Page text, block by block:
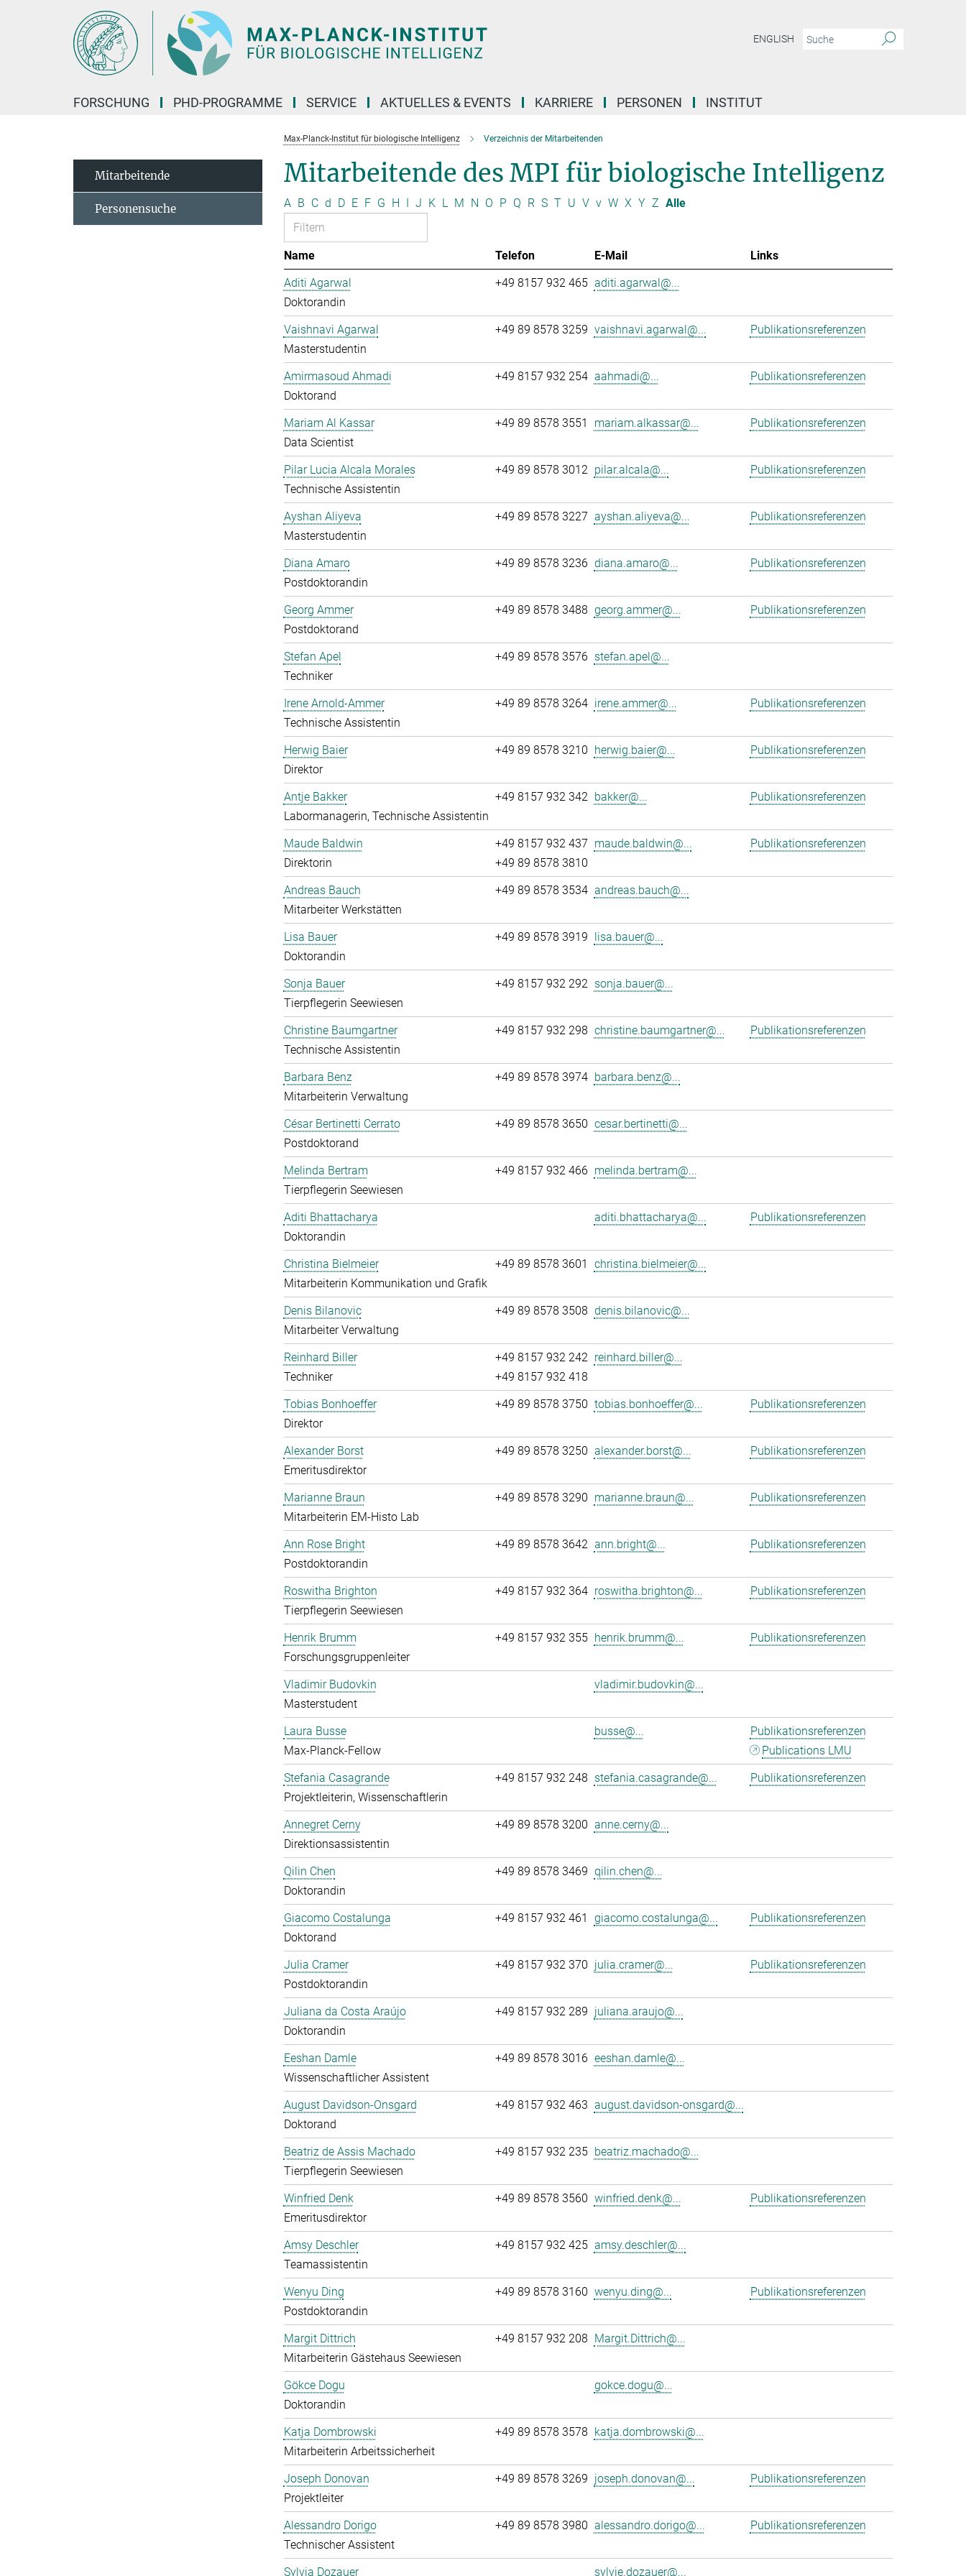
ENGLISH
FORSCHUNG PHD-PROGRAMME SERVICE AKTUELLES & EVENTS KARRIERE PERSONEN INSTITUT
Max-Planck-Institut für biologische Intelligenz Verzeichnis der Mitarbeitenden
Mitarbeitende des MPI für biologische Intelligenz
A B C d D E F G H I J K L M N O P Q R S T U V v W X Y Z Alle
Name Telefon E-Mail
Links
Aditi Agarwal
Doktorandin
+49 8157 932 465 aditi.agarwal@...
Vaishnavi Agarwal
Masterstudentin
+49 89 8578 3259 vaishnavi.agarwal@... Publikationsreferenzen
Amirmasoud Ahmadi
Doktorand
+49 8157 932 254 aahmadi@... Publikationsreferenzen
Mariam Al Kassar
Data Scientist
+49 89 8578 3551 mariam.alkassar@... Publikationsreferenzen
Pilar Lucia Alcala Morales
Technische Assistentin
+49 89 8578 3012 pilar.alcala@... Publikationsreferenzen
Ayshan Aliyeva
Masterstudentin
+49 89 8578 3227 ayshan.aliyeva@... Publikationsreferenzen
Diana Amaro
Postdoktorandin
+49 89 8578 3236 diana.amaro@... Publikationsreferenzen
Georg Ammer
Postdoktorand
+49 89 8578 3488 georg.ammer@... Publikationsreferenzen
Stefan Apel
Techniker
+49 89 8578 3576 stefan.apel@...
Irene Arnold-Ammer
Technische Assistentin
+49 89 8578 3264 irene.ammer@... Publikationsreferenzen
Herwig Baier
Direktor
+49 89 8578 3210 herwig.baier@... Publikationsreferenzen
Antje Bakker
Labormanagerin, Technische Assistentin
+49 8157 932 342 bakker@... Publikationsreferenzen
Maude Baldwin
Direktorin
+49 8157 932 437
+49 89 8578 3810
maude.baldwin@... Publikationsreferenzen
Andreas Bauch
Mitarbeiter Werkstätten
+49 89 8578 3534 andreas.bauch@...
Lisa Bauer
Doktorandin
+49 89 8578 3919 lisa.bauer@...
Sonja Bauer
Tierpflegerin Seewiesen
+49 8157 932 292 sonja.bauer@...
Christine Baumgartner
Technische Assistentin
+49 8157 932 298 christine.baumgartner@... Publikationsreferenzen
Barbara Benz
Mitarbeiterin Verwaltung
+49 89 8578 3974 barbara.benz@...
César Bertinetti Cerrato
Postdoktorand
+49 89 8578 3650 cesar.bertinetti@...
Melinda Bertram
Tierpflegerin Seewiesen
+49 8157 932 466 melinda.bertram@...
Aditi Bhattacharya
Doktorandin
aditi.bhattacharya@... Publikationsreferenzen
Christina Bielmeier
Mitarbeiterin Kommunikation und Grafik
+49 89 8578 3601 christina.bielmeier@...
Denis Bilanovic
Mitarbeiter Verwaltung
+49 89 8578 3508 denis.bilanovic@...
Reinhard Biller
Techniker
+49 8157 932 242
+49 8157 932 418
reinhard.biller@...
Tobias Bonhoeffer
Direktor
+49 89 8578 3750 tobias.bonhoeffer@... Publikationsreferenzen
Alexander Borst
Emeritusdirektor
+49 89 8578 3250 alexander.borst@... Publikationsreferenzen
Marianne Braun
Mitarbeiterin EM-Histo Lab
+49 89 8578 3290 marianne.braun@... Publikationsreferenzen
Ann Rose Bright
Postdoktorandin
+49 89 8578 3642 ann.bright@... Publikationsreferenzen
Roswitha Brighton
Tierpflegerin Seewiesen
+49 8157 932 364 roswitha.brighton@... Publikationsreferenzen
Henrik Brumm
Forschungsgruppenleiter
+49 8157 932 355 henrik.brumm@... Publikationsreferenzen
Vladimir Budovkin
Masterstudent
vladimir.budovkin@...
Laura Busse
Max-Planck-Fellow
busse@...
Publikationsreferenzen
Publications LMU
Stefania Casagrande
Projektleiterin, Wissenschaftlerin
+49 8157 932 248 stefania.casagrande@... Publikationsreferenzen
Annegret Cerny
Direktionsassistentin
+49 89 8578 3200 anne.cerny@...
Qilin Chen
Doktorandin
+49 89 8578 3469 qilin.chen@...
Giacomo Costalunga
Doktorand
+49 8157 932 461 giacomo.costalunga@... Publikationsreferenzen
Julia Cramer
Postdoktorandin
+49 8157 932 370 julia.cramer@... Publikationsreferenzen
Juliana da Costa Araújo
Doktorandin
+49 8157 932 289 juliana.araujo@...
Eeshan Damle
Wissenschaftlicher Assistent
+49 89 8578 3016 eeshan.damle@...
August Davidson-Onsgard
Doktorand
+49 8157 932 463 august.davidson-onsgard@...
Beatriz de Assis Machado
Tierpflegerin Seewiesen
+49 8157 932 235 beatriz.machado@...
Winfried Denk
Emeritusdirektor
+49 89 8578 3560 winfried.denk@... Publikationsreferenzen
Amsy Deschler
Teamassistentin
+49 8157 932 425 amsy.deschler@...
Wenyu Ding
Postdoktorandin
+49 89 8578 3160 wenyu.ding@... Publikationsreferenzen
Margit Dittrich
Mitarbeiterin Gästehaus Seewiesen
+49 8157 932 208 Margit.Dittrich@...
Gökce Dogu
Doktorandin
gokce.dogu@...
Katja Dombrowski
Mitarbeiterin Arbeitssicherheit
+49 89 8578 3578 katja.dombrowski@...
Joseph Donovan
Projektleiter
+49 89 8578 3269 joseph.donovan@... Publikationsreferenzen
Alessandro Dorigo
Technischer Assistent
+49 89 8578 3980 alessandro.dorigo@... Publikationsreferenzen
Sylvia Dozauer sylvie.dozauer@...
Mitarbeitende
Personensuche